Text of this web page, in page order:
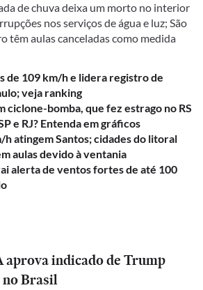
de chuva deixa um morto no interior
nos serviços de água e luz; São
têm aulas canceladas como medida
de 109 km/h e lidera registro de
veja ranking
ciclone-bomba, que fez estrago no RS
e RJ? Entenda em gráficos
h atingem Santos; cidades do litoral
aulas devido à ventania
alerta de ventos fortes de até 100
aprova indicado de Trump
Brasil